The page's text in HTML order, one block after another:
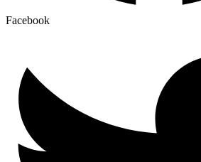
Facebook